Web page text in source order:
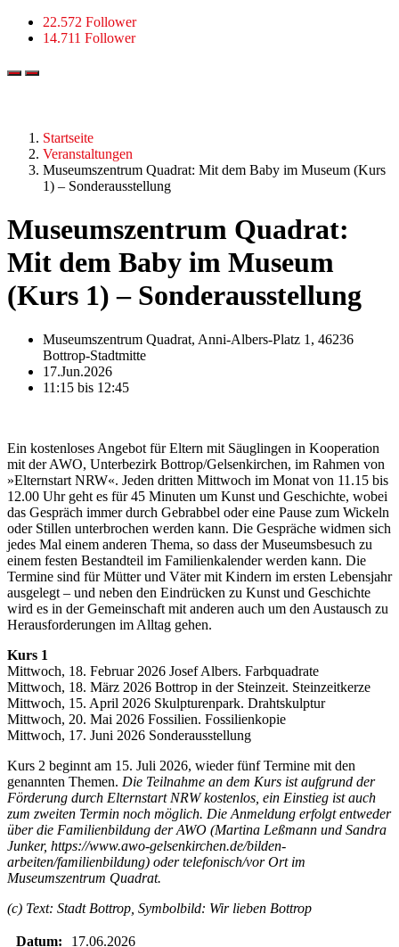
22.572 Follower
14.711 Follower
Startseite
Veranstaltungen
Museumszentrum Quadrat: Mit dem Baby im Museum (Kurs
1) – Sonderausstellung
Museumszentrum Quadrat:
Mit dem Baby im Museum
(Kurs 1) – Sonderausstellung
Museumszentrum Quadrat, Anni-Albers-Platz 1, 46236
Bottrop-Stadtmitte
17.Jun.2026
11:15 bis 12:45
Ein kostenloses Angebot für Eltern mit Säuglingen in Kooperation
mit der AWO, Unterbezirk Bottrop/Gelsenkirchen, im Rahmen von
»Elternstart NRW«. Jeden dritten Mittwoch im Monat von 11.15 bis
12.00 Uhr geht es für 45 Minuten um Kunst und Geschichte, wobei
das Gespräch immer durch Gebrabbel oder eine Pause zum Wickeln
oder Stillen unterbrochen werden kann. Die Gespräche widmen sich
jedes Mal einem anderen Thema, so dass der Museumsbesuch zu
einem festen Bestandteil im Familienkalender werden kann. Die
Termine sind für Mütter und Väter mit Kindern im ersten Lebensjahr
ausgelegt – und neben den Eindrücken zu Kunst und Geschichte
wird es in der Gemeinschaft mit anderen auch um den Austausch zu
Herausforderungen im Alltag gehen.
Kurs 1
Mittwoch, 18. Februar 2026 Josef Albers. Farbquadrate
Mittwoch, 18. März 2026 Bottrop in der Steinzeit. Steinzeitkerze
Mittwoch, 15. April 2026 Skulpturenpark. Drahtskulptur
Mittwoch, 20. Mai 2026 Fossilien. Fossilienkopie
Mittwoch, 17. Juni 2026 Sonderausstellung
Kurs 2 beginnt am 15. Juli 2026, wieder fünf Termine mit den
genannten Themen. Die Teilnahme an dem Kurs ist aufgrund der
Förderung durch Elternstart NRW kostenlos, ein Einstieg ist auch
zum zweiten Termin noch möglich. Die Anmeldung erfolgt entweder
über die Familienbildung der AWO (Martina Leßmann und Sandra
Junker, https://www.awo-gelsenkirchen.de/bilden-
arbeiten/familienbildung) oder telefonisch/vor Ort im
Museumszentrum Quadrat.
(c) Text: Stadt Bottrop, Symbolbild: Wir lieben Bottrop
Datum: 17.06.2026